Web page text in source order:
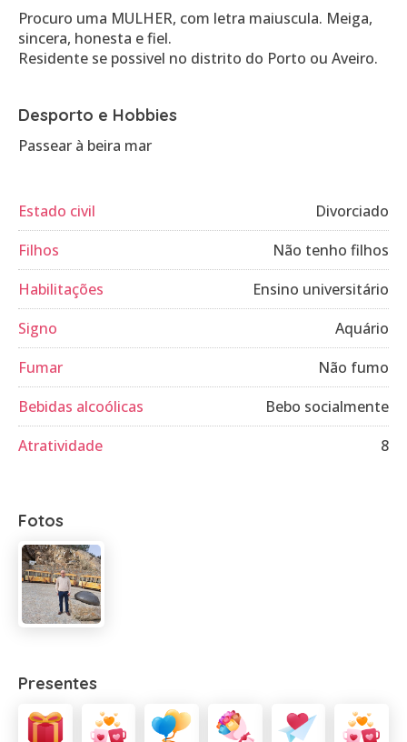
Procuro uma MULHER, com letra maiuscula. Meiga,
sincera, honesta e fiel.
Residente se possivel no distrito do Porto ou Aveiro.
Desporto e Hobbies
Passear à beira mar
Estado civil
Divorciado
Filhos
Não tenho filhos
Habilitações
Ensino universitário
Signo
Aquário
Fumar
Não fumo
Bebidas alcoólicas
Bebo socialmente
Atratividade
8
Fotos
Presentes